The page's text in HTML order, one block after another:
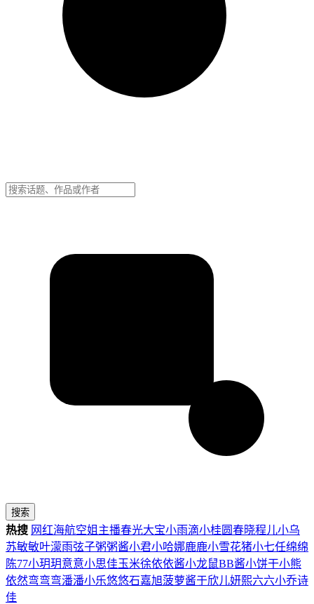
搜索
热搜 网红海航空姐 主播春光大宝小雨滴小桂圆春晓程儿小乌
苏敏敏叶濛雨弦子粥粥酱小君小哈娜鹿鹿小雪花猪小七任绵绵
陈77小玥玥意意小思佳玉米徐依依酱小龙鼠BB酱小饼干小熊
依然弯弯弯潘潘小乐悠悠石嘉旭菠萝酱于欣儿妍熙六六小乔诗
佳